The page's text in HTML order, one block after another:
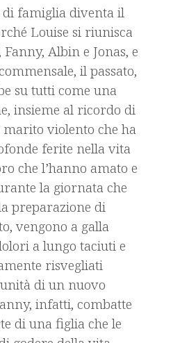
famiglia diventa il
Louise si riunisca
Albin e Jonas, e
il passato,
su tutti come una
insieme al ricordo di
violento che ha
ferite nella vita
che l’hanno amato e
la giornata che
preparazione di
vengono a galla
a lungo taciuti e
risvegliati
di un nuovo
infatti, combatte
di una figlia che le